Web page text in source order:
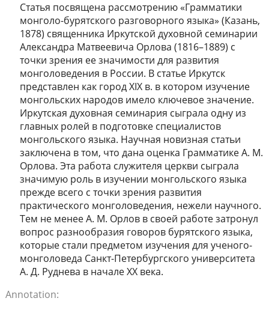
Статья посвящена рассмотрению «Грамматики
монголо-бурятского разговорного языка» (Казань,
1878) священника Иркутской духовной семинарии
Александра Матвеевича Орлова (1816–1889) с
точки зрения ее значимости для развития
монголоведения в России. В статье Иркутск
представлен как город XIX в. в котором изучение
монгольских народов имело ключевое значение.
Иркутская духовная семинария сыграла одну из
главных ролей в подготовке специалистов
монгольского языка. Научная новизная статьи
заключена в том, что дана оценка Грамматике А. М.
Орлова. Эта работа служителя церкви сыграла
значимую роль в изучении монгольского языка
прежде всего с точки зрения развития
практического монголоведения, нежели научного.
Тем не менее А. М. Орлов в своей работе затронул
вопрос разнообразия говоров бурятского языка,
которые стали предметом изучения для ученого-
монголоведа Санкт-Петербургского университета
А. Д. Руднева в начале XX века.
Annotation: